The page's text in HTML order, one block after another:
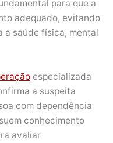
para que a
adequado, evitando
a saúde física, mental
especializada
a suspeita
com dependência
conhecimento
avaliar